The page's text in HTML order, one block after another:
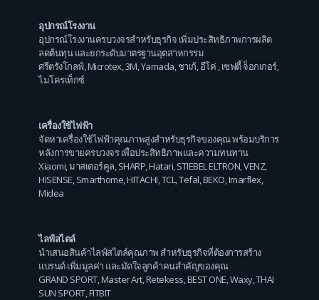
อุปกรณ์โรงงาน
อุปกรณ์โรงงานครบวงจรสำหรับธุรกิจ เพิ่มประสิทธิภาพการผลิต
ลดต้นทุน และยกระดับมาตรฐานอุตสาหกรรม
ศรีตรังโกลฟ์,Microtex,3M,Yamada,ชาเก้,อีโค่ ,เซฟตี้ จ็อกเกอร์,
ไมโครเท็กซ์
เครื่องใช้ไฟฟ้า
จัดหาเครื่องใช้ไฟฟ้าคุณภาพสูงสำหรับธุรกิจของคุณ พร้อมบริการ
หลังการขายครบวงจร เพื่อประสิทธิภาพและความทนทาน
Xiaomi,มาสเตอร์คูล,SHARP,Hatari,STIEBEL ELTRON,VENZ,
HISENSE,Smarthome,HITACHI,TCL,Tefal,BEKO,Imarflex,
Midea
ไลฟ์สไตล์
นำเสนอสินค้าไลฟ์สไตล์คุณภาพ สำหรับธุรกิจที่ต้องการสร้าง
แบรนด์ เพิ่มมูลค่า และมัดใจลูกค้าคนสำคัญของคุณ
GRAND SPORT,Master Art,Retekess,BEST ONE,Waxy,THAI
SUN SPORT,FITBIT